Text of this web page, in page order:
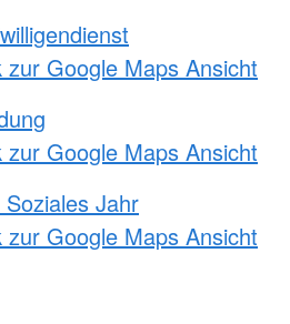
zur Google Maps Ansicht
zur Google Maps Ansicht
Soziales Jahr
zur Google Maps Ansicht